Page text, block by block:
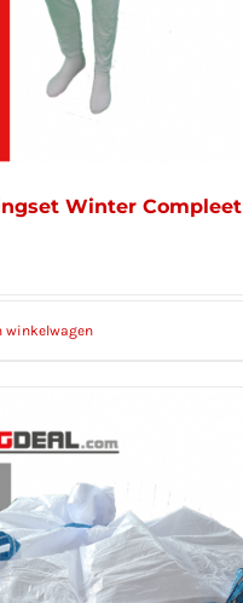
Winter Compleet
winkelwagen